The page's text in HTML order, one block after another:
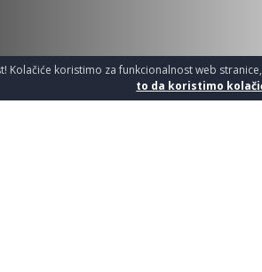
Kolačiće koristimo za funkcionalnost web
to da koristimo